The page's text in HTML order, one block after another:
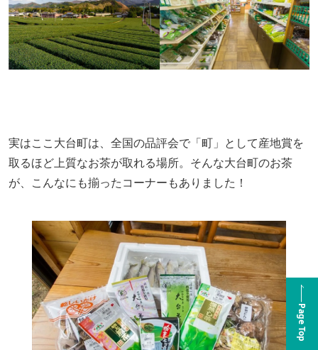
実はここ大台町は、全国の品評会で「町」として産地賞を
取るほど上質なお茶が取れる場所。そんな大台町のお茶
が、こんなにも揃ったコーナーもありました！
Page Top